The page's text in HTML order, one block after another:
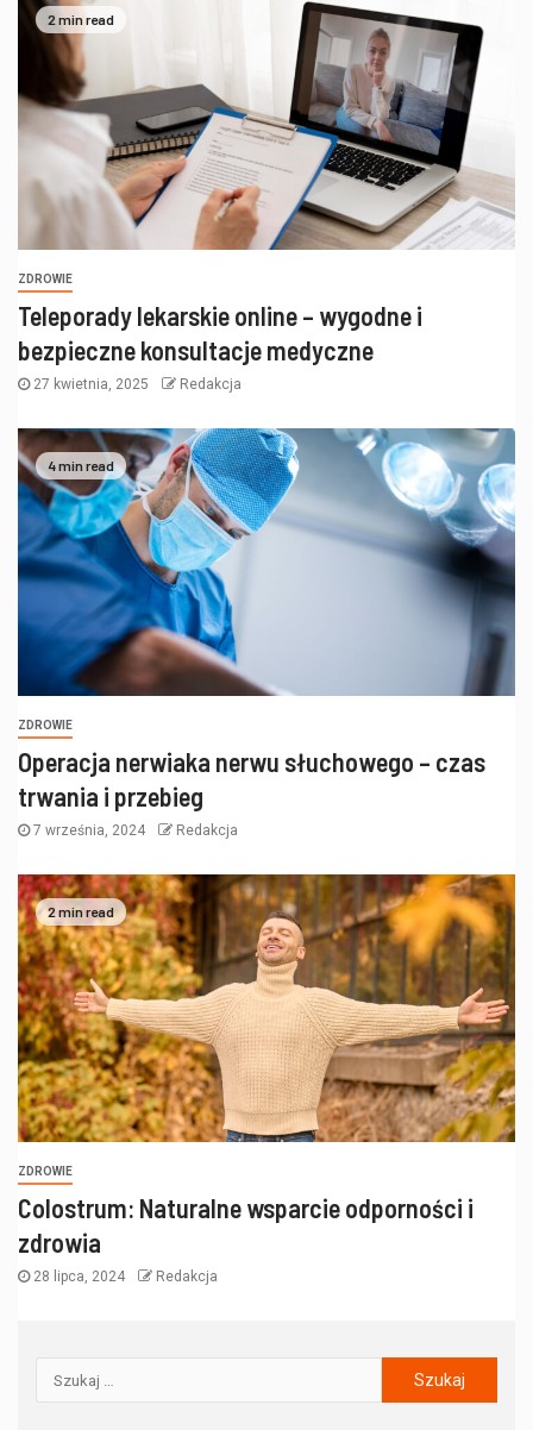
2 min read
ZDROWIE
Teleporady lekarskie online – wygodne i
bezpieczne konsultacje medyczne
27 kwietnia, 2025 Redakcja
4 min read
ZDROWIE
Operacja nerwiaka nerwu słuchowego – czas
trwania i przebieg
7 września, 2024 Redakcja
2 min read
ZDROWIE
Colostrum: Naturalne wsparcie odporności i
zdrowia
28 lipca, 2024 Redakcja